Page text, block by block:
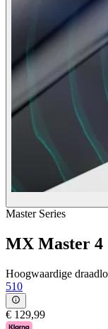
Master Series
MX Master 4
Hoogwaardige
510
€ 129,99